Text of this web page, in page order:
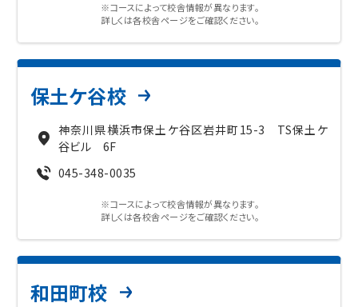
お近くの校舎を探す
※コースによって校舎情報が異なります。
詳しくは各校舎ページをご確認ください。
保土ケ谷校
神奈川県横浜市保土ケ谷区岩井町15-3 TS保土ケ
谷ビル 6F
045-348-0035
※コースによって校舎情報が異なります。
詳しくは各校舎ページをご確認ください。
和田町校